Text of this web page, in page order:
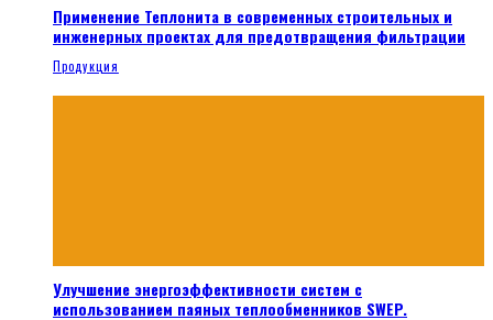
Применение Теплонита в современных строительных и
инженерных проектах для предотвращения фильтрации
Продукция
Улучшение энергоэффективности систем с
использованием паяных теплообменников SWEP.